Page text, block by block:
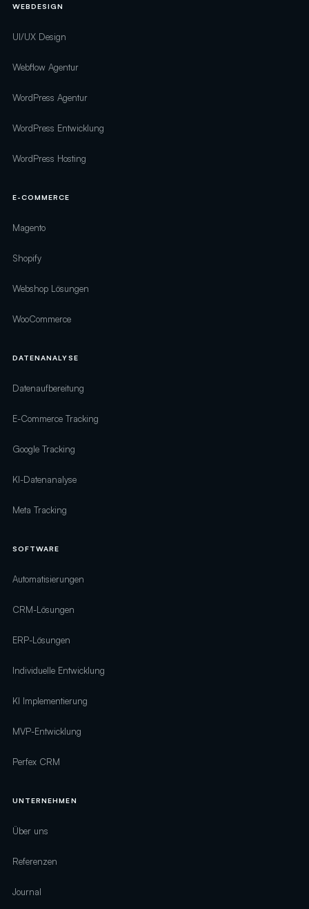
WEBDESIGN
UI/UX Design
Webflow Agentur
WordPress Agentur
WordPress Entwicklung
WordPress Hosting
E-COMMERCE
Magento
Shopify
Webshop Lösungen
WooCommerce
DATENANALYSE
Datenaufbereitung
E-Commerce Tracking
Google Tracking
KI-Datenanalyse
Meta Tracking
SOFTWARE
Automatisierungen
CRM-Lösungen
ERP-Lösungen
Individuelle Entwicklung
KI Implementierung
MVP-Entwicklung
Perfex CRM
UNTERNEHMEN
Über uns
Referenzen
Journal